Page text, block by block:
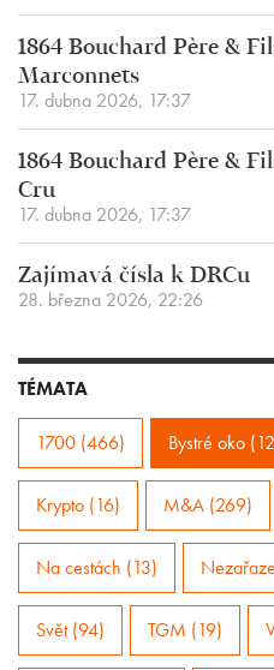
1864 Bouchard Père &
Marconnets
17. dubna 2026, 17:37
1864 Bouchard Père &
Cru
17. dubna 2026, 17:37
Zajímavá čísla k DRCu
28. března 2026, 22:26
TÉMATA
1700 (466) Bystré oko
Krypto (16) M&A (269)
Na cestách (13)
Svět (94) TGM (19)